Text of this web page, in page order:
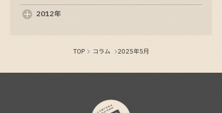
制作ホームページの重要性と基本知識
2012年
TOP コラム 2025年5月